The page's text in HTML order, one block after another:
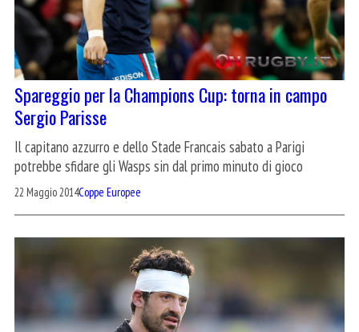
Spareggio per la Champions Cup: torna in campo
Sergio Parisse
Il capitano azzurro e dello Stade Francais sabato a Parigi
potrebbe sfidare gli Wasps sin dal primo minuto di gioco
22 Maggio 2014Coppe Europee